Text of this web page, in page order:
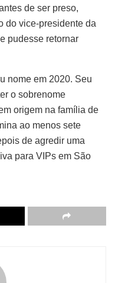
de ser preso,
do vice-presidente da
pudesse retornar
nome em 2020. Seu
o sobrenome
origem na família de
ao menos sete
de agredir uma
para VIPs em São